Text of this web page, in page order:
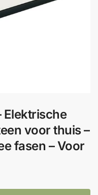
Elektrische
voor thuis –
fasen – Voor